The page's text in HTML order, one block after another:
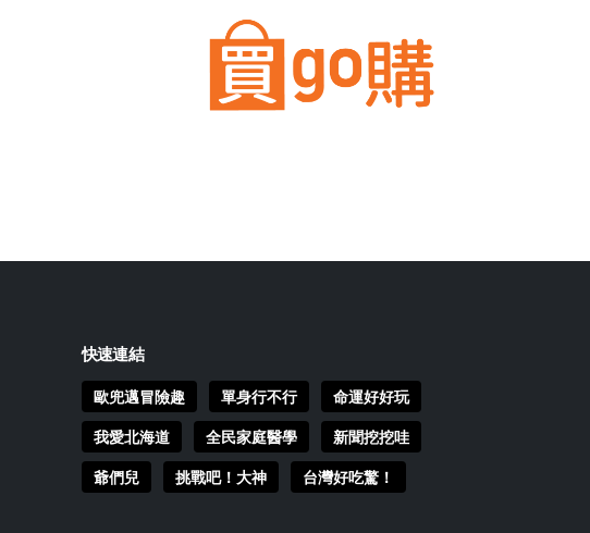
快速連結
歐兜邁冒險趣 單身行不行
命運好好玩
我愛北海道
全民家庭醫學
新聞挖挖哇
爺們兒
挑戰吧！大神 台灣好吃驚！